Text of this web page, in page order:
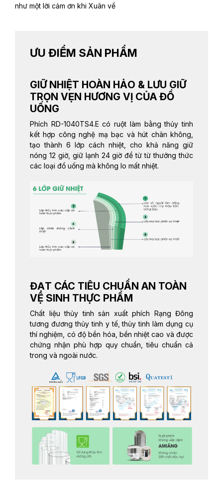
như một lời cảm ơn khi Xuân về
ƯU ĐIỂM SẢN PHẨM
GIỮ NHIỆT HOÀN HẢO & LƯU GIỮ
TRỌN VẸN HƯƠNG VỊ CỦA ĐỒ
UỐNG
Phích RD-1040TS4.E có ruột làm bằng thủy tinh
kết hợp công nghệ mạ bạc và hút chân không,
tạo thành 6 lớp cách nhiệt, cho khả năng giữ
nóng 12 giờ, giữ lạnh 24 giờ để từ từ thưởng thức
các loại đồ uống mà không lo mất nhiệt.
ĐẠT CÁC TIÊU CHUẨN AN TOÀN
VỆ SINH THỰC PHẨM
Chất liệu thủy tinh sản xuất phích Rạng Đông
tương đương thủy tinh y tế, thủy tinh làm dụng cụ
thí nghiệm, có độ bền hóa, bền nhiệt cao và được
chứng nhận phù hợp quy chuẩn, tiêu chuẩn cả
trong và ngoài nước.